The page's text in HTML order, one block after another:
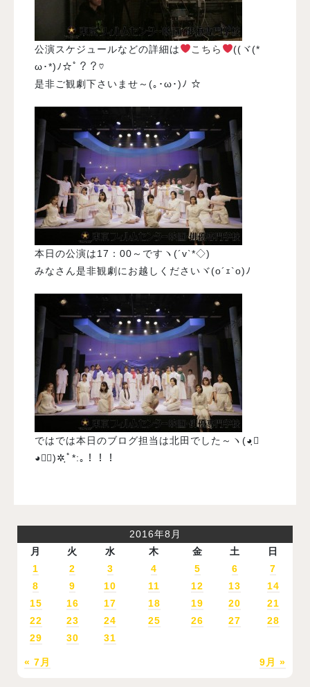
公演スケジュールなどの詳細は こちら
((ヾ(*ゝ
ω･*)ﾉ☆ﾟ？？♡
是非ご観劇下さいませ～(｡･ω･)ﾉ ☆
本日の公演は17：00～ですヽ(´v`*◇)
みなさん是非観劇にお越しくださいヾ(o´ｪ`o)ﾉ
ではでは本日のブログ担当は北田でした～ヽ(◕ฺ∀
◕✿ฺ)✲ฺﾟ*:｡！！！
2016年8月
月
火 水 木 金 土 日
« 7月 9月 »
1 2 3 4 5 6
7
8
9 10 11 12 13
14
15
16 17 18 19 20
21
22
23 24 25 26 27
28
29
30 31